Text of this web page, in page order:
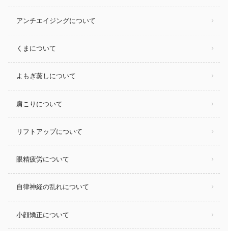
アンチエイジングについて
くまについて
よもぎ蒸しについて
肩こりについて
リフトアップについて
眼精疲労について
自律神経の乱れについて
小顔矯正について